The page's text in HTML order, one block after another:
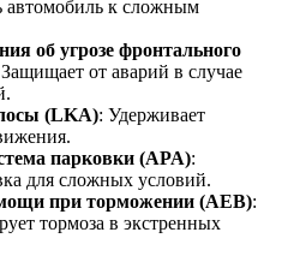
автомобиль к сложным
об угрозе фронтального
от аварий в случае
(LKA): Удерживает
парковки (APA):
для сложных условий.
при торможении (AEB):
тормоза в экстренных